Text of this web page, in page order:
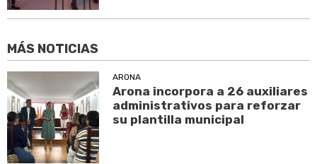
MÁS NOTICIAS
ARONA
Arona incorpora a 26 auxiliares
administrativos para reforzar
su plantilla municipal